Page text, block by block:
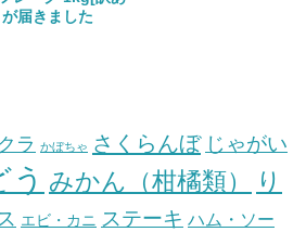
届きました
ラ かぼちゃ さくらんぼ じゃがい
う みかん（柑橘類）
り
エビ・カニ ステーキ ハム・ソー